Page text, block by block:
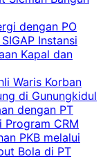
dengan PO
Instansi
Kapal dan
Waris Korban
di Gunungkidul
dengan PT
Program CRM
PKB melalui
Bola di PT